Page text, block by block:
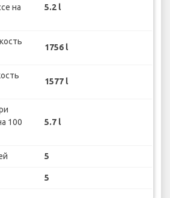
на
5.2 l
1756 l
1577 l
100
5.7 l
5
5